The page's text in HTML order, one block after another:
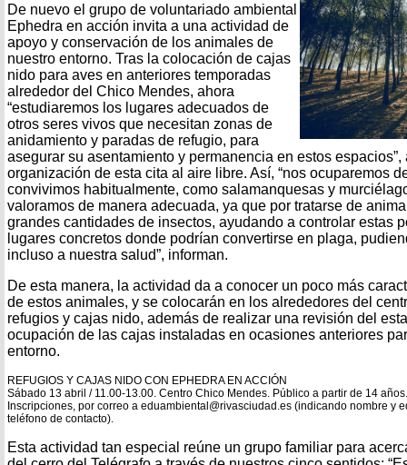
De nuevo el grupo de voluntariado ambiental
Ephedra en acción invita a una actividad de
apoyo y conservación de los animales de
nuestro entorno. Tras la colocación de cajas
nido para aves en anteriores temporadas
alrededor del Chico Mendes, ahora
“estudiaremos los lugares adecuados de
otros seres vivos que necesitan zonas de
anidamiento y paradas de refugio, para
asegurar su asentamiento y permanencia en estos
organización de esta cita al aire libre. Así, “nos ocuparemos
convivimos habitualmente, como salamanquesas y
valoramos de manera adecuada, ya que por tratarse de
grandes cantidades de insectos, ayudando a controlar estas
lugares concretos donde podrían convertirse en plaga,
incluso a nuestra salud”, informan.
De esta manera, la actividad da a conocer un poco más
de estos animales, y se colocarán en los alrededores del
refugios y cajas nido, además de realizar una revisión del
ocupación de las cajas instaladas en ocasiones anteriores
entorno.
REFUGIOS Y CAJAS NIDO CON EPHEDRA EN ACCIÓN
Sábado 13 abril / 11.00-13.00. Centro Chico Mendes. Público a partir de 14
Inscripciones, por correo a eduambiental@rivasciudad.es (indicando nombre y
teléfono de contacto).
Esta actividad tan especial reúne un grupo familiar para